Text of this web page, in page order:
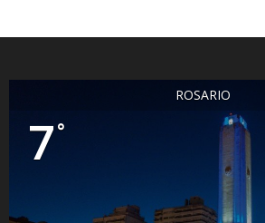
ROSARIO
7°